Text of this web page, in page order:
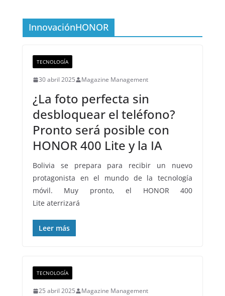
InnovaciónHONOR
TECNOLOGÍA
30 abril 2025 Magazine Management
¿La foto perfecta sin
desbloquear el teléfono?
Pronto será posible con
HONOR 400 Lite y la IA
Bolivia se prepara para recibir un nuevo
protagonista en el mundo de la tecnología
móvil. Muy pronto, el HONOR 400
Lite aterrizará
Leer más
TECNOLOGÍA
25 abril 2025 Magazine Management